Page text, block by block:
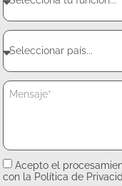
Acepto el
con la Política de